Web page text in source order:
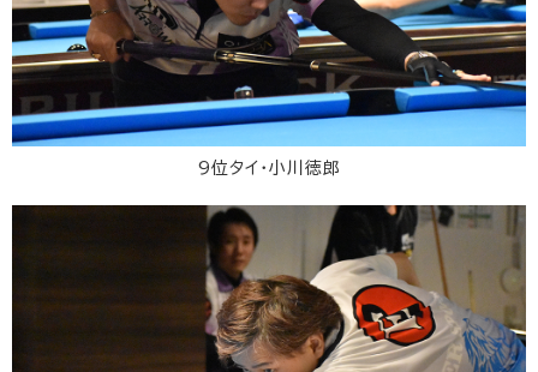
9位タイ・小川徳郎